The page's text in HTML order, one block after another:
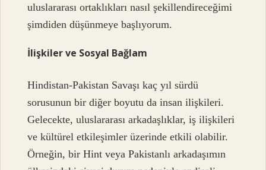
uluslararası ortaklıkları nasıl şekillendireceğimi
şimdiden düşünmeye başlıyorum.
İlişkiler ve Sosyal Bağlam
Hindistan-Pakistan Savaşı kaç yıl sürdü
sorusunun bir diğer boyutu da insan ilişkileri.
Gelecekte, uluslararası arkadaşlıklar, iş ilişkileri
ve kültürel etkileşimler üzerinde etkili olabilir.
Örneğin, bir Hint veya Pakistanlı arkadaşımın